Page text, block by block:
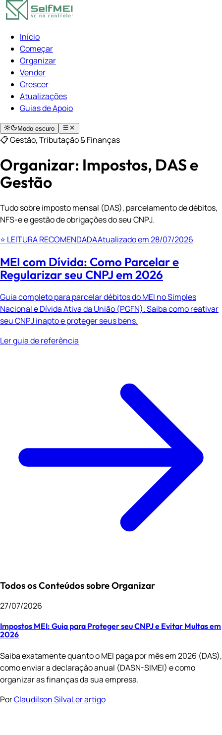
Início
Começar
Organizar
Vender
Crescer
Atualizações
Guias de Apoio
Modo escuro
📋 Gestão, Tributação & Finanças
Organizar: Impostos, DAS e
Gestão
Tudo sobre imposto mensal (DAS), parcelamento de débitos,
NFS-e e gestão de obrigações do seu CNPJ.
⭐ LEITURA RECOMENDADAAtualizado em 28/07/2026
MEI com Dívida: Como Parcelar e
Regularizar seu CNPJ em 2026
Guia completo para parcelar débitos do MEI no Simples
Nacional e Dívida Ativa da União (PGFN). Saiba como reativar
seu CNPJ inapto e proteger seus bens.
Ler guia de referência
Todos os Conteúdos sobre Organizar
27/07/2026
Impostos MEI: Guia para Proteger seu CNPJ e Evitar Multas em
2026
Saiba exatamente quanto o MEI paga por mês em 2026 (DAS),
como enviar a declaração anual (DASN-SIMEI) e como
organizar as finanças da sua empresa.
PorClaudilson SilvaLer artigo